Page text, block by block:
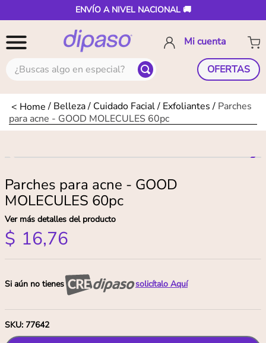
ENVÍO A NIVEL NACIONAL 🚚
¿Buscas algo en especial? OFERTAS
Belleza Cuidado Facial Exfoliantes
Parches
para acne - GOOD MOLECULES 60pc
Parches para acne - GOOD
MOLECULES 60pc
Ver más detalles del producto
$ 16,76
Si aún no tienes solicítalo Aquí
SKU: 77642